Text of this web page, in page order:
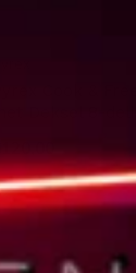
€120,00